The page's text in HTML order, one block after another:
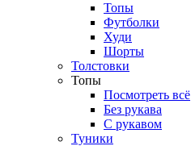
Топы
Футболки
Худи
Шорты
Толстовки
Топы
Посмотреть всё
Без рукава
С рукавом
Туники